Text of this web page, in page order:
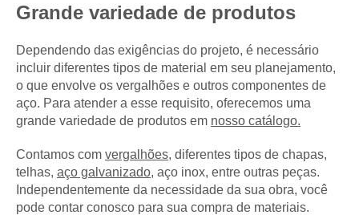
Grande variedade de produtos
Dependendo das exigências do projeto, é necessário
incluir diferentes tipos de material em seu planejamento,
o que envolve os vergalhões e outros componentes de
aço. Para atender a esse requisito, oferecemos uma
grande variedade de produtos em nosso catálogo.
Contamos com vergalhões, diferentes tipos de chapas,
telhas, aço galvanizado, aço inox, entre outras peças.
Independentemente da necessidade da sua obra, você
pode contar conosco para sua compra de materiais.